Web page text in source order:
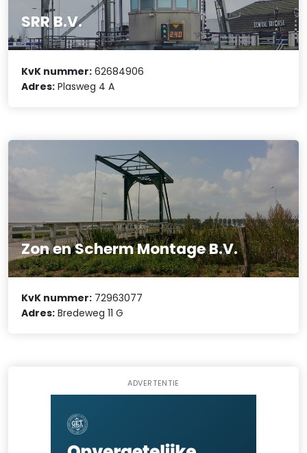
SRR B.V.
KvK nummer: 62684906
Adres: Plasweg 4 A
Zon en Scherm Montage B.V.
KvK nummer: 72963077
Adres: Bredeweg 11 G
ADVERTENTIE